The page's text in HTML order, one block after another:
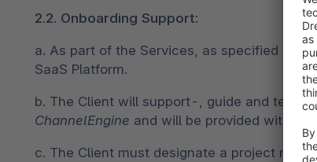
2.2. Onboarding Support:
a. As part of the Services, as specified in
SaaS Platform.
b. The Client will support-, guide and test
ChannelEngine and will be provided with
c. The Client must designate a project